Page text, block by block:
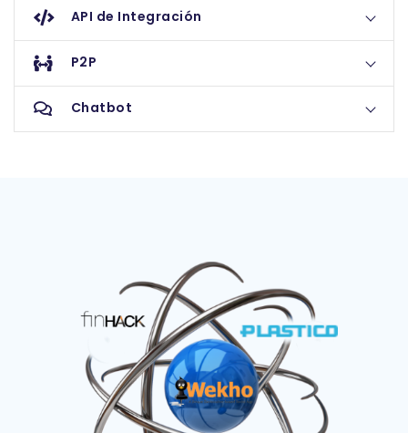
API de Integración
P2P
Chatbot